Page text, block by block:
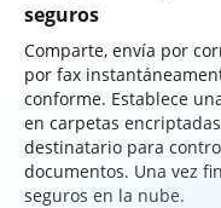
seguros
Comparte, envía por
por fax
conforme. Establece
en carpetas
destinatario para
documentos. Una vez
seguros en la nube.